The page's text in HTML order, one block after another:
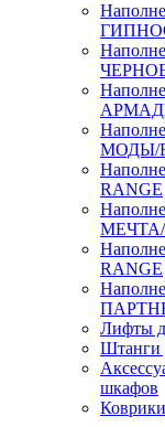
МОДЫ/
RANGE
МЕЧТА/
RANGE
Лифты
Штанги
шкафов
Коврики